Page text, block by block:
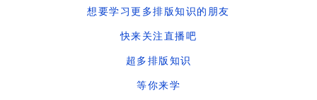
想要学习更多排版知识的朋友
快来关注直播吧
超多排版知识
等你来学